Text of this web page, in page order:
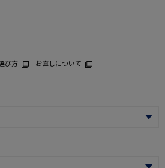
び方 お直しについて